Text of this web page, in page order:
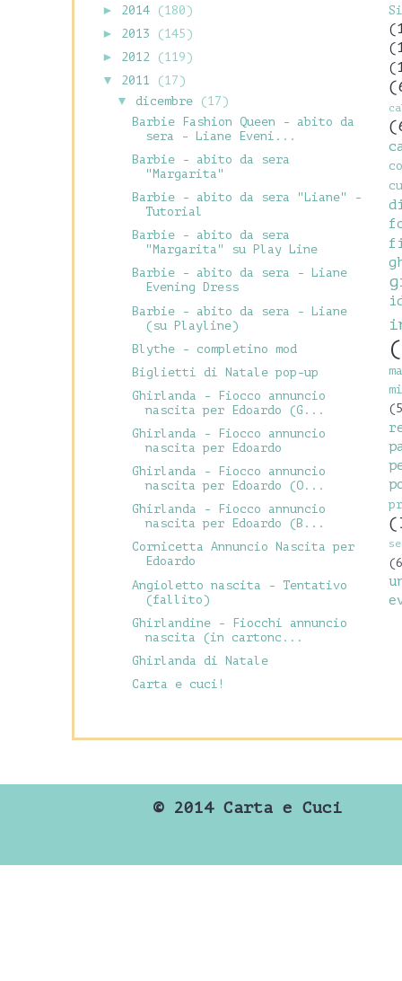
► 2014
(180)
► 2013
(145)
► 2012
(119)
▼ 2011
(17)
▼ dicembre
(17)
Barbie Fashion Queen - abito da
sera - Liane Eveni...
Barbie - abito da sera
"Margarita"
Barbie - abito da sera "Liane" -
Tutorial
Barbie - abito da sera
"Margarita" su Play Line
Barbie - abito da sera - Liane
Evening Dress
Barbie - abito da sera - Liane
(su Playline)
Blythe - completino mod
Biglietti di Natale pop-up
Ghirlanda - Fiocco annuncio
nascita per Edoardo (G...
Ghirlanda - Fiocco annuncio
nascita per Edoardo
Ghirlanda - Fiocco annuncio
nascita per Edoardo (O...
Ghirlanda - Fiocco annuncio
nascita per Edoardo (B...
Cornicetta Annuncio Nascita per
Edoardo
Angioletto nascita - Tentativo
(fallito)
Ghirlandine - Fiocchi annuncio
nascita (in cartonc...
Ghirlanda di Natale
Carta e cuci!
© 2014 Carta e Cuci